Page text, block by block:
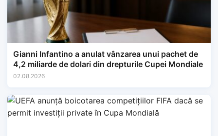
Gianni Infantino a anulat vânzarea unui pachet de
4,2 miliarde de dolari din drepturile Cupei Mondiale
02.08.2026